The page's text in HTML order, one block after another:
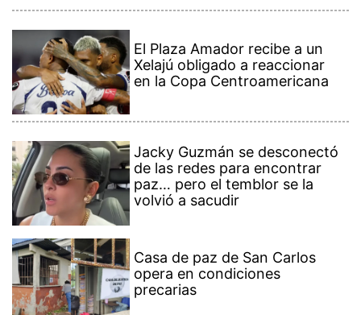
El Plaza Amador recibe a un
Xelajú obligado a reaccionar
en la Copa Centroamericana
Jacky Guzmán se desconectó
de las redes para encontrar
paz… pero el temblor se la
volvió a sacudir
Casa de paz de San Carlos
opera en condiciones
precarias